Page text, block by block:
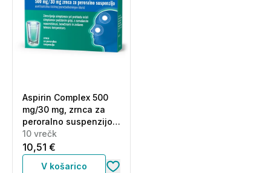
Aspirin Complex 500
mg/30 mg, zrnca za
peroralno suspenzijo
(10 vrečk)
10 vrečk
10,51 €
V košarico